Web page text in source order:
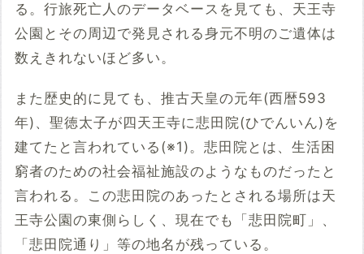
る。行旅死亡人のデータベースを見ても、天王寺
公園とその周辺で発見される身元不明のご遺体は
数えきれないほど多い。
また歴史的に見ても、推古天皇の元年(西暦593
年)、聖徳太子が四天王寺に悲田院(ひでんいん)を
建てたと言われている(※1)。悲田院とは、生活困
窮者のための社会福祉施設のようなものだったと
言われる。この悲田院のあったとされる場所は天
王寺公園の東側らしく、現在でも「悲田院町」、
「悲田院通り」等の地名が残っている。